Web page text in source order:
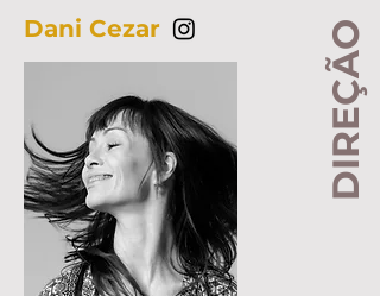
Dani Cezar DIREÇÃO